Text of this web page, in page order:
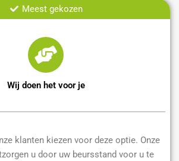
Meest gekozen
Wij doen het voor je
klanten kiezen voor deze optie. Onze
u door uw beursstand voor u te